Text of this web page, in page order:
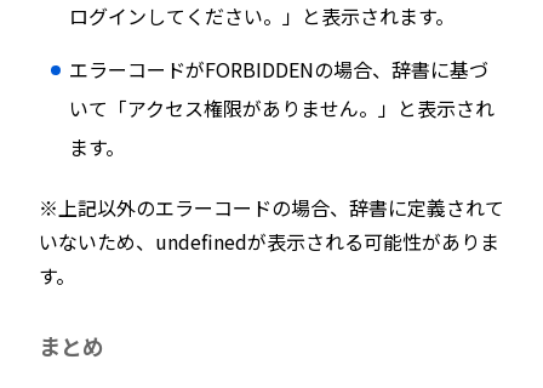
ログインしてください。」と表示されます。
エラーコードがFORBIDDENの場合、辞書に基づ
いて「アクセス権限がありません。」と表示され
ます。
※上記以外のエラーコードの場合、辞書に定義されて
いないため、undefinedが表示される可能性がありま
す。
まとめ